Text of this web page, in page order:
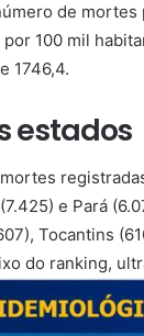
de
100 mil
1746,4.
estados
e Pará
Tocantins
do ranking,